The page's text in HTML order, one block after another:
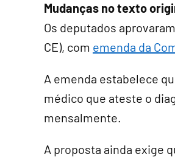
Mudanças no texto
Os deputados
CE), com emenda da
A emenda estabelece
médico que ateste o
mensalmente.
A proposta ainda exige